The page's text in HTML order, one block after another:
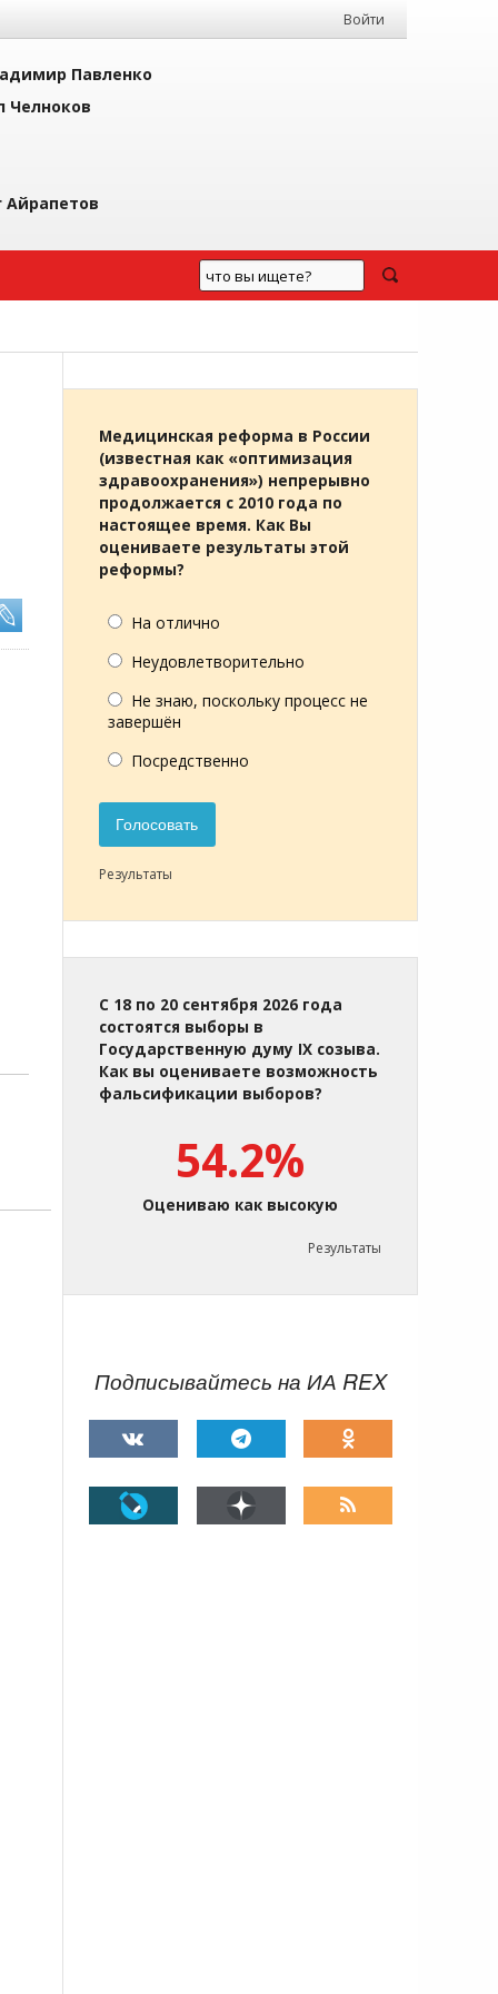
Войти
Павленко
Челноков
Айрапетов
Медицинская реформа в России
(известная как «оптимизация
здравоохранения») непрерывно
продолжается с 2010 года по
настоящее время. Как Вы
оцениваете результаты этой
реформы?
На отлично
Неудовлетворительно
Не знаю, поскольку процесс не
завершён
Посредственно
Голосовать
Результаты
С 18 по 20 сентября 2026 года
состоятся выборы в
Государственную думу IX созыва.
Как вы оцениваете возможность
фальсификации выборов?
54.2%
Оцениваю как высокую
Результаты
Подписывайтесь на ИА REX